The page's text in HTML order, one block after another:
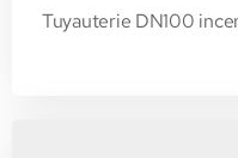
Tuyauterie DN100